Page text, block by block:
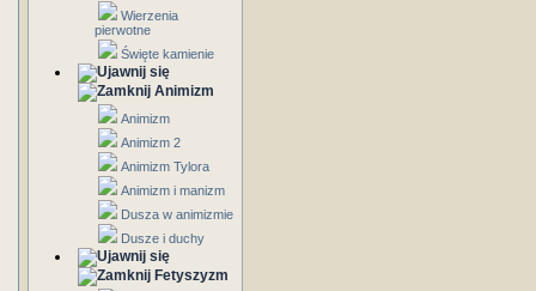
Wierzenia
pierwotne
Święte kamienie
Animizm
Animizm
Animizm 2
Animizm Tylora
Animizm i manizm
Dusza w animizmie
Dusze i duchy
Fetyszyzm